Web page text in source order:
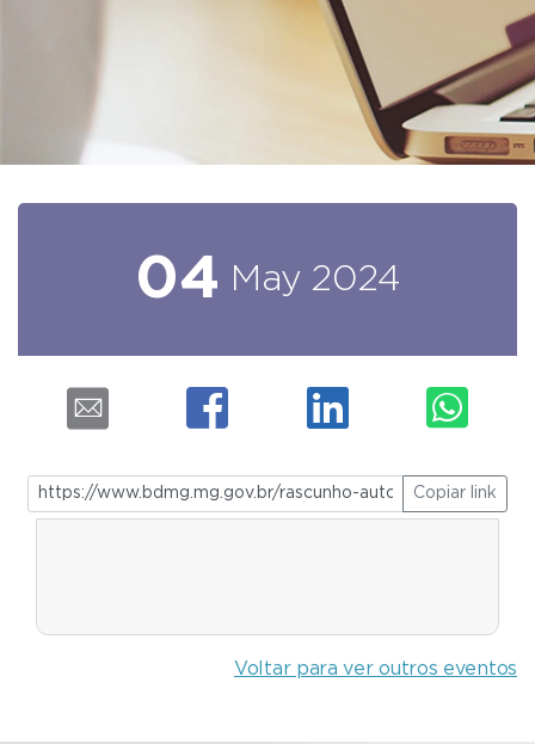
04 May 2024
Copiar link
Voltar para ver outros eventos